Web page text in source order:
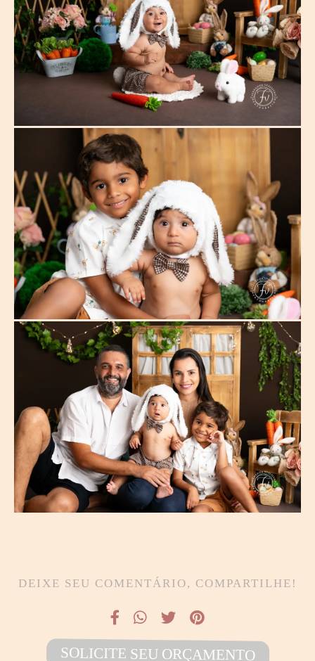
DEIXE SEU COMENTÁRIO, COMPARTILHE!
SOLICITE SEU ORÇAMENTO